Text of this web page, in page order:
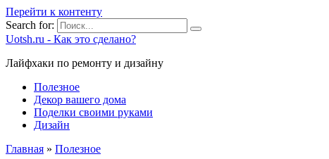
Перейти к контенту
Search for:
Uotsh.ru - Как это сделано?
Лайфхаки по ремонту и дизайну
Полезное
Декор вашего дома
Поделки своими руками
Дизайн
Главная » Полезное